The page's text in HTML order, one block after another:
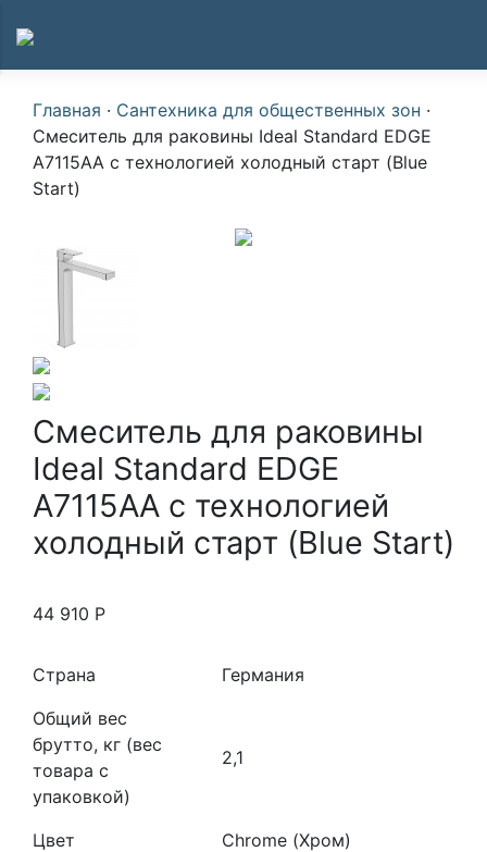
Главная · Сантехника для общественных зон ·
Смеситель для раковины Ideal Standard EDGE
A7115AA с технологией холодный старт (Blue
Start)
Смеситель для раковины
Ideal Standard EDGE
A7115AA с технологией
холодный старт (Blue Start)
44 910 Р
Страна
Германия
Общий вес
брутто, кг (вес
товара с
упаковкой)
2,1
Цвет
Chrome (Хром)